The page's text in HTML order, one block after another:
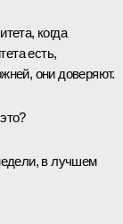
когда
есть,
они доверяют.
в лучшем